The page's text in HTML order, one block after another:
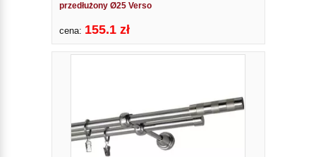
przedłużony Ø25 Verso
cena: 155.1 zł